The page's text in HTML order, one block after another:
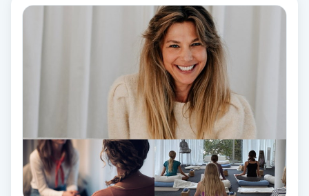
Skönhet
Spa manikyr & pedikyr